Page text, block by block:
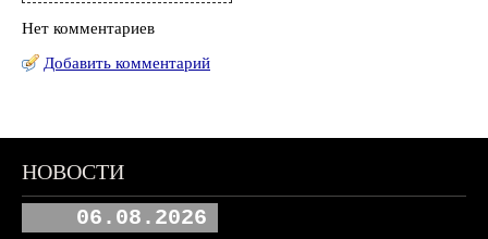
Нет комментариев
Добавить комментарий
НОВОСТИ
06.08.2026